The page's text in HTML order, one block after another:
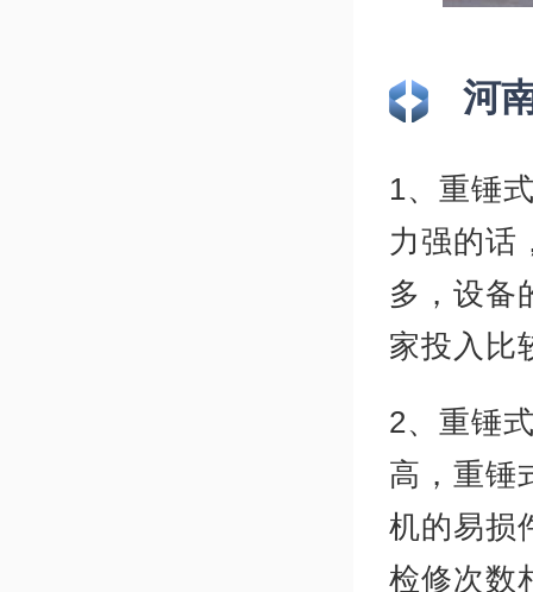
河
1、重锤
力强的话
多，设备
家投入比
2、重锤
高，重锤
机的易损
检修次数